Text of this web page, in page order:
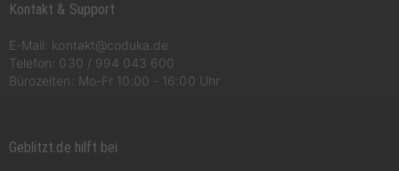
Kontakt & Support
E-Mail: kontakt@coduka.de
Telefon: 030 / 994 043 600
Bürozeiten: Mo-Fr 10:00 - 16:00 Uhr
Geblitzt.de hilft bei